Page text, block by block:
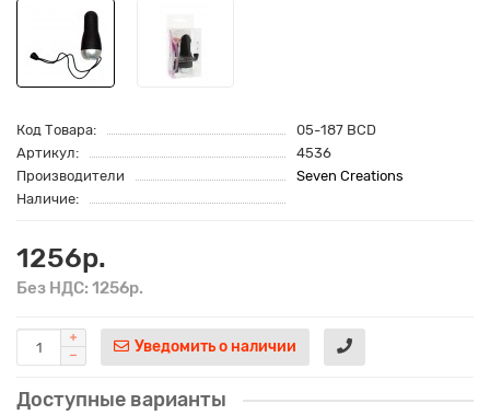
Код Товара:
05-187 BCD
Артикул:
4536
Производители
Seven Creations
Наличие:
1256р.
Без НДС: 1256р.
Уведомить о наличии
Доступные варианты